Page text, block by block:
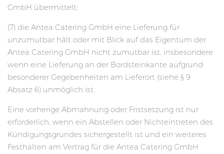
GmbH übermittelt;
(7) die Antea Catering GmbH eine Lieferung für
unzumutbar hält oder mit Blick auf das Eigentum der
Antea Catering GmbH nicht zumutbar ist, insbesondere
wenn eine Lieferung an der Bordsteinkante aufgrund
besonderer Gegebenheiten am Lieferort (siehe § 9
Absatz 6) unmöglich ist.
Eine vorherige Abmahnung oder Fristsetzung ist nur
erforderlich, wenn ein Abstellen oder Nichteintreten des
Kündigungsgrundes sichergestellt ist und ein weiteres
Festhalten am Vertrag für die Antea Catering GmbH